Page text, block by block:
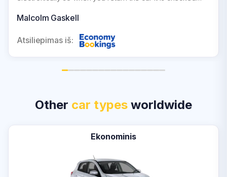
immediate e mail for confirmation which gives you peace
Malcolm Gaskell
Atsiliepimas iš:
Other car types worldwide
Ekonominis